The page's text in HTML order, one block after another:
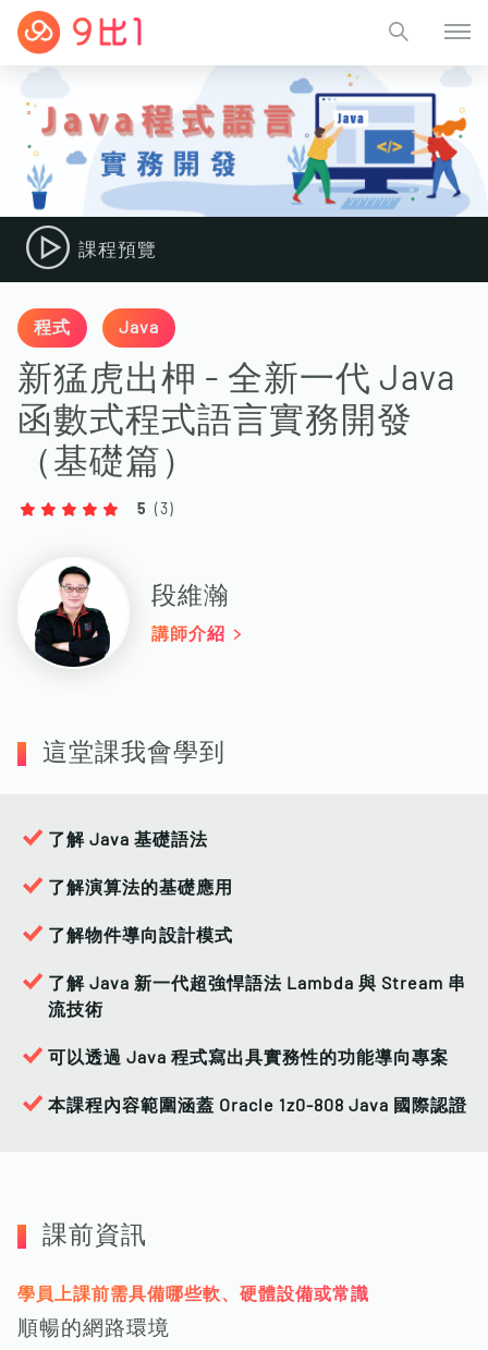
課程預覽
程式 Java
新猛虎出柙 - 全新一代 Java
函數式程式語言實務開發
（基礎篇）
5 ( 3 )
段維瀚
講師介紹
這堂課我會學到
了解 Java 基礎語法
了解演算法的基礎應用
了解物件導向設計模式
了解 Java 新一代超強悍語法 Lambda 與 Stream 串
流技術
可以透過 Java 程式寫出具實務性的功能導向專案
本課程內容範圍涵蓋 Oracle 1z0-808 Java 國際認證
課前資訊
學員上課前需具備哪些軟、硬體設備或常識
順暢的網路環境